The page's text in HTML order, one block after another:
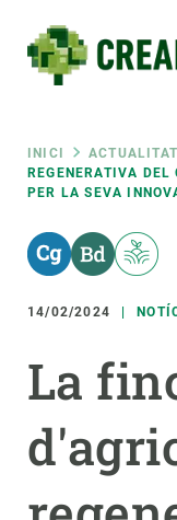
contingut
Fil
INICI ACTUALITAT
REGENERATIVA
PER LA SEVA
14/02/2024
La
RRSS
menu
RECERCA
CIÈNCIA EN ACCIÓ